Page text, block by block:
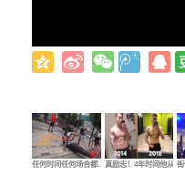
任何时间任何场合都… 真励志！4年时间他从…